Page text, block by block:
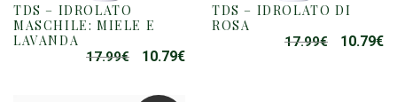
TDS – IDROLATO
MASCHILE: MIELE E
LAVANDA
17.99€
IL
ORIGINALE
10.79€IL
TDS – IDROLATO DI
ROSA
17.99€
IL
10.79€IL